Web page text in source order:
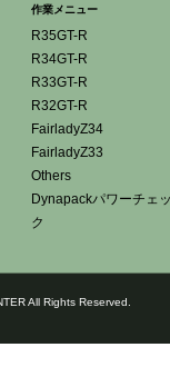
作業メニュー
R35GT-R
R34GT-R
R33GT-R
R32GT-R
FairladyZ34
FairladyZ33
Others
Dynapackパワーチェ
ク
All Rights Reserved.